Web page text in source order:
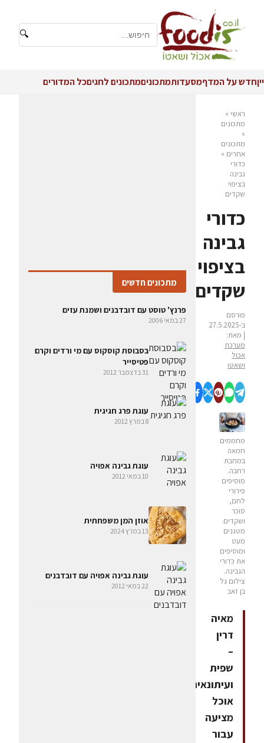
🔍
ייןחדש על המדףמסעדותמתכוניםמתכונים לחגיםכל המדורים
ראשי »
מתכונים
»
מתכונים
אחרים »
כדורי
גבינה
בציפוי
שקדים
כדורי
גבינה
בציפוי
שקדים
פורסם
ב-27.5.2025
| מאת:
מערכת
אכול
ושאטו
מחממים
חמאה
במחבת
רחבה.
מוסיפים
פירורי
לחם,
סוכר
ושקדים.
מטגנים
מעט
ומוסיפים
את כדורי
הגבינה.
צילום גל
בן זאב
מאיה
דרין
–
שפית
ועיתונאית
אוכל
מציעה
עבור
מתכונים חדשים
פרנץ' טוסט עם דובדבנים ושמנת עזים
27 במאי 2006
בסבוסת קוסקוס עם מי ורדים וקרם
פטיסייר
31 בדצמבר 2012
עוגת פרג חגיגית
8 במרץ 2012
עוגת גבינה אפויה
10 במאי 2012
אוזן המן משפחתית
13 במרץ 2024
עוגת גבינה אפויה עם דובדבנים
22 במאי 2012